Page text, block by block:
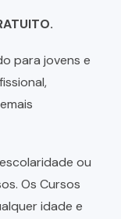
para jovens e
ou
Os Cursos
idade e